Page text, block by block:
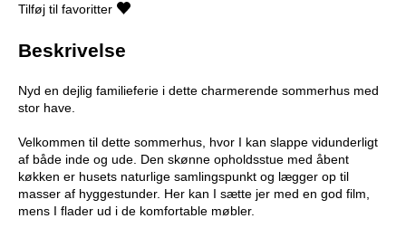
Tilføj til favoritter
Beskrivelse
Nyd en dejlig familieferie i dette charmerende sommerhus med
stor have.
Velkommen til dette sommerhus, hvor I kan slappe vidunderligt
af både inde og ude. Den skønne opholdsstue med åbent
køkken er husets naturlige samlingspunkt og lægger op til
masser af hyggestunder. Her kan I sætte jer med en god film,
mens I flader ud i de komfortable møbler.